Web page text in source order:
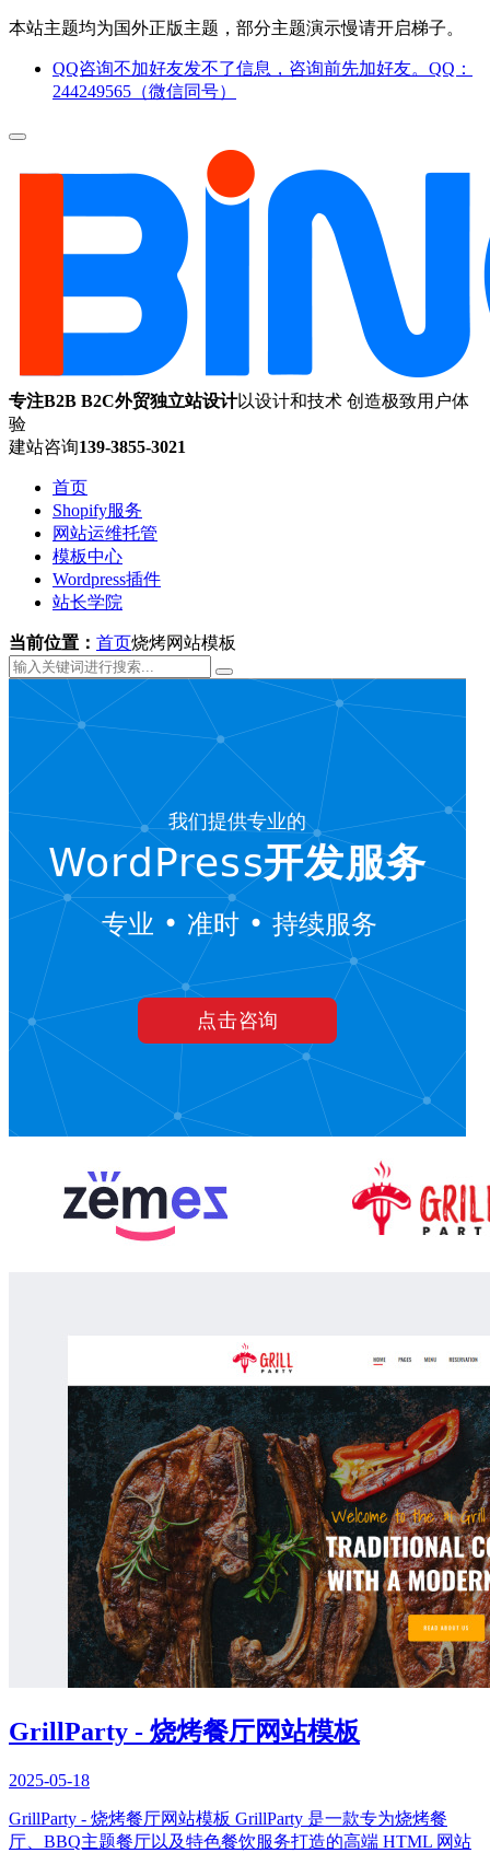
本站主题均为国外正版主题，部分主题演示慢请开启梯子。
QQ咨询不加好友发不了信息，咨询前先加好友。QQ：
244249565（微信同号）
专注B2B B2C外贸独立站设计以设计和技术 创造极致用户体
验
建站咨询139-3855-3021
首页
Shopify服务
网站运维托管
模板中心
Wordpress插件
站长学院
当前位置： 首页烧烤网站模板
GrillParty - 烧烤餐厅网站模板
2025-05-18
GrillParty - 烧烤餐厅网站模板 GrillParty 是一款专为烧烤餐
厅、BBQ主题餐厅以及特色餐饮服务打造的高端 HTML 网站